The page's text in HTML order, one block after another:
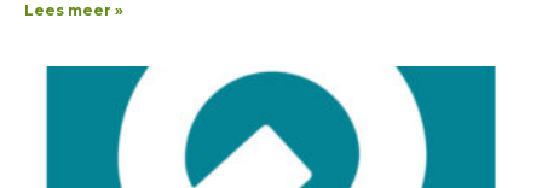
Lees meer »